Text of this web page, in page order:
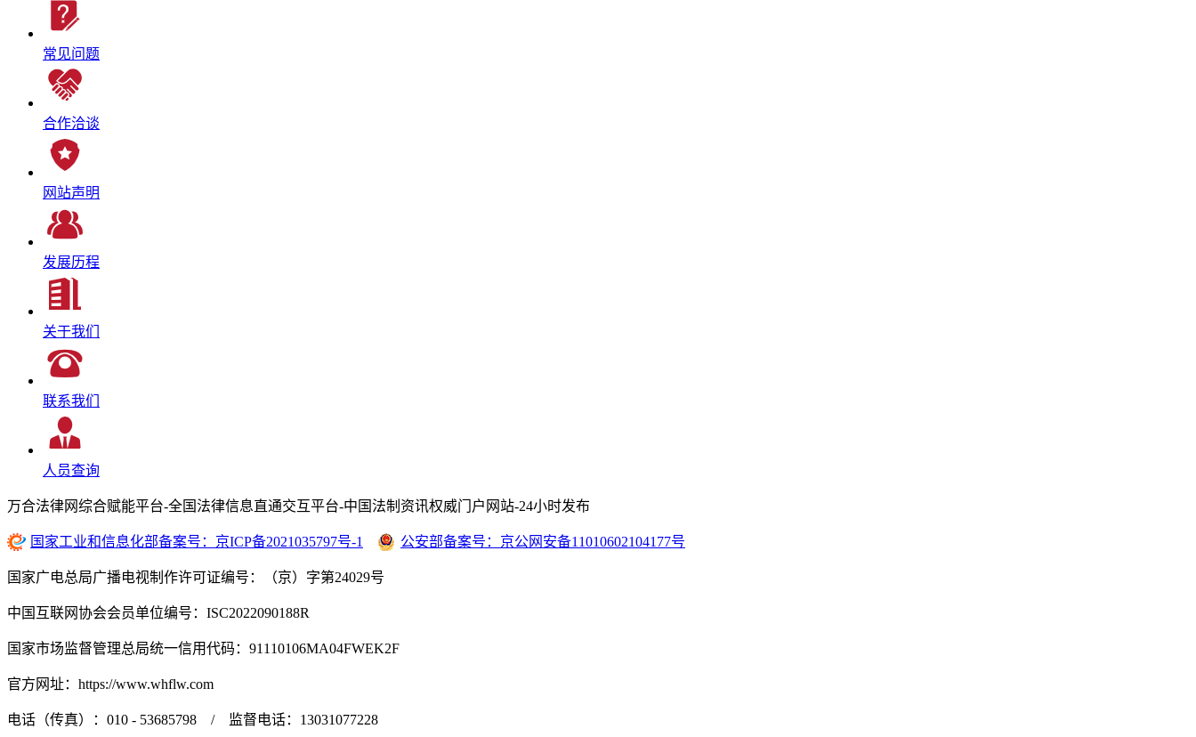
常见问题
合作洽谈
网站声明
发展历程
关于我们
联系我们
人员查询
万合法律网综合赋能平台-全国法律信息直通交互平台-中国法制资讯权威门户网站-24小时发布
国家工业和信息化部备案号：京ICP备2021035797号-1 公安部备案号：京公网安备11010602104177号
国家广电总局广播电视制作许可证编号：（京）字第24029号
中国互联网协会会员单位编号：ISC2022090188R
国家市场监督管理总局统一信用代码：91110106MA04FWEK2F
官方网址：https://www.whflw.com
电话（传真）：010 - 53685798 / 监督电话：13031077228